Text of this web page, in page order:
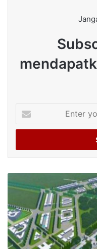
your
Email